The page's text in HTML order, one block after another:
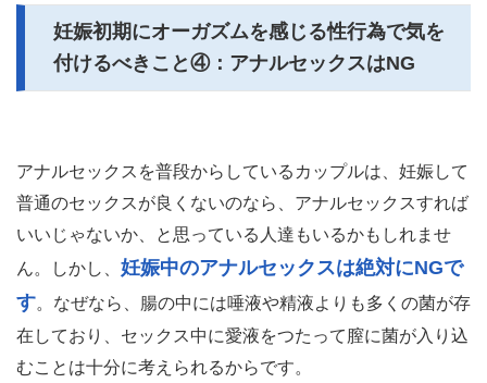
妊娠初期にオーガズムを感じる性行為で気を
付けるべきこと④：アナルセックスはNG
アナルセックスを普段からしているカップルは、妊娠して
普通のセックスが良くないのなら、アナルセックスすれば
いいじゃないか、と思っている人達もいるかもしれませ
ん。しかし、 妊娠中のアナルセックスは絶対にNGで
す。なぜなら、腸の中には唾液や精液よりも多くの菌が存
在しており、セックス中に愛液をつたって膣に菌が入り込
むことは十分に考えられるからです。